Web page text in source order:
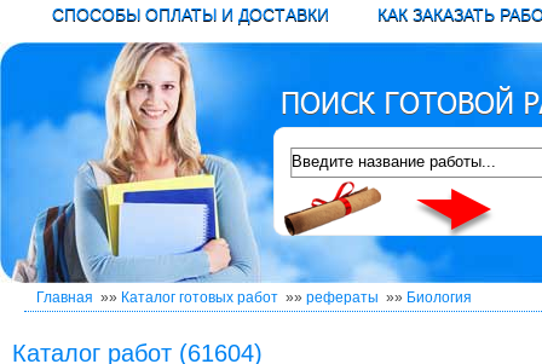
СПОСОБЫ ОПЛАТЫ И ДОСТАВКИ КАК ЗАКАЗАТЬ
Главная »» Каталог готовых работ »» рефераты »» Биология
Каталог работ (61604)